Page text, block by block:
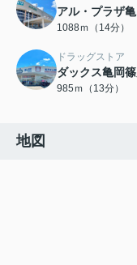
アル・プラザ亀
1088ｍ（14分）
ドラッグストア
ダックス亀岡
985ｍ（13分）
地図